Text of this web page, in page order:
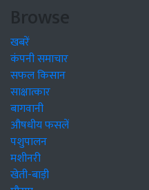
Browse
खबरें
कंपनी समाचार
सफल किसान
साक्षात्कार
बागवानी
औषधीय फसलें
पशुपालन
मशीनरी
खेती-बाड़ी